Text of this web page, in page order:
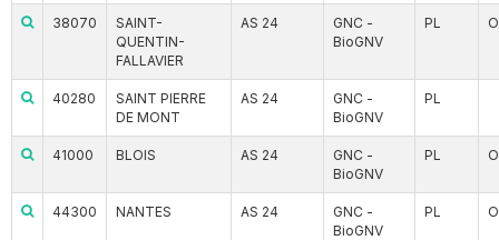
38070
SAINT-
QUENTIN-
FALLAVIER
AS 24
GNC -
BioGNV
PL
40280
SAINT PIERRE
DE MONT
AS 24
GNC -
BioGNV
PL
41000 BLOIS AS 24
GNC -
BioGNV
PL
44300 NANTES AS 24
GNC -
BioGNV
PL